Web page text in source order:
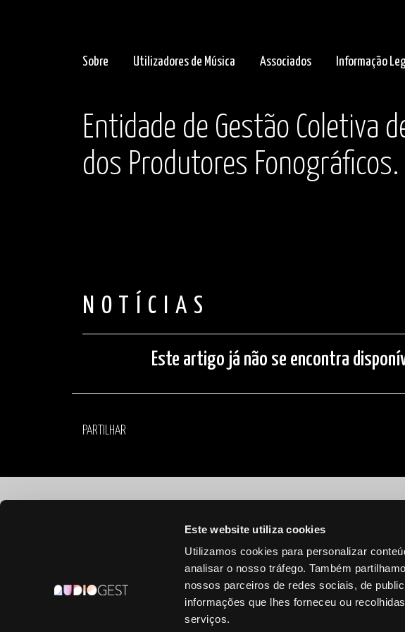
Este website utiliza cookies
Utilizamos cookies para personalizar
analisar o nosso tráfego. Também
nossos parceiros de redes sociais, de
informações que lhes forneceu ou
serviços.
Sobre Utilizadores de Música Associados Informação
Entidade de Gestão Coletiva
dos Produtores Fonográficos.
NOTÍCIAS
Este artigo já não se encontra
PARTILHAR